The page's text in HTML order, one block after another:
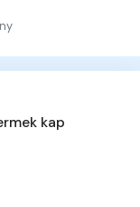
kap